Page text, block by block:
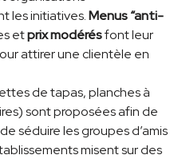
les initiatives.Menus “anti-
etprix modérésfont leur
attirer une clientèle en
de tapas, planches à
sont proposées afin de
séduire les groupes d’amis
misent sur des